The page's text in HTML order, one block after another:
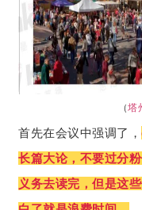
（塔
首先在会议中强调了，
长篇大论，不要过分
义务去读完，但是这